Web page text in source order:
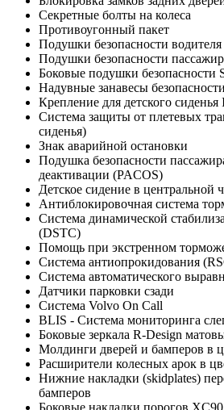
Секретные болты на колеса
Противоугонный пакет
Подушки безопасности водителя
Подушки безопасности
Боковые подушки безопасности
Надувные занавесы
Крепление для детского
Система защиты от плетевых
сиденья)
Знак аварийной остановки
Подушка безопасности
деактивации (PACOS)
Детское сидение в центральной
Антиблокировочная система
Система динамической
(DSTC)
Помощь при экстренном
Система антиопрокидования
Система автоматического
Датчики парковки сзади
Система Volvo On Call
BLIS - Система мониторинга
Боковые зеркала R-Design
Молдинги дверей и бамперов в
Расширители колесных арок в
Нижние накладки (skidplates)
бамперов
Боковые накладки порогов